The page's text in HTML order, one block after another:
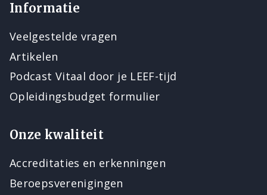
Informatie
Veelgestelde vragen
Artikelen
Podcast Vitaal door je LEEF-tijd
Opleidingsbudget formulier
Onze kwaliteit
Accreditaties en erkenningen
Beroepsverenigingen